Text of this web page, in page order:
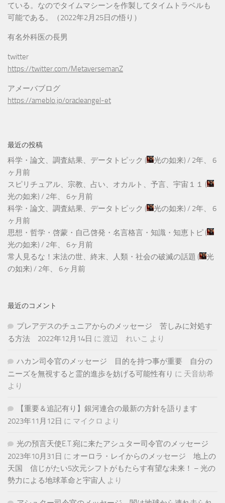
ている。なのでタイムマシーンを作製してタイムトラベルも
可能である。（2022年2月25日の悟り）
有名外科医の長男
twitter
https://twitter.com/MetaversemanZ
アメーバブログ
https://ameblo.jp/oracleangel-et
最近の投稿
科学・論文、調査結果、データトピック ( 光の如来) / 2年、 6
ヶ月前
スピリチュアル、宗教、占い、オカルト、予言、宇宙１１ (
光の如来) / 2年、 6ヶ月前
科学・論文、調査結果、データトピック ( 光の如来) / 2年、 6
ヶ月前
思想・哲学・啓蒙・自己啓発・名言格言・知識・知恵トピ (
光の如来) / 2年、 6ヶ月前
常人見るな！末法の世、終末、人類・社会の破滅の話題 (
光
の如来) / 2年、 6ヶ月前
最近のコメント
プレアデスのチュニアからのメッセージ 苦しみに対処す
る方法 2022年12月14日 に 渡辺 れいこ より
ハカン司令官のメッセージ 目的を持つ事が重要 自分の
ニーズを無視すると霊的進歩を妨げる可能性有り に 天音紡希
より
【重要＆追記有り】銀河連合の最新の方針を語ります
2023年11月12日 に マイクロ より
光の預言天使E.T.宛に来たアシュター司令官のメッセージ
2023年10月31日 に オーロラ・レイからのメッセージ 地上の
天国 信じがたい5次元シフトがもたらす有望な未来！ – 光の
勢力による地球革命と宇宙人 より